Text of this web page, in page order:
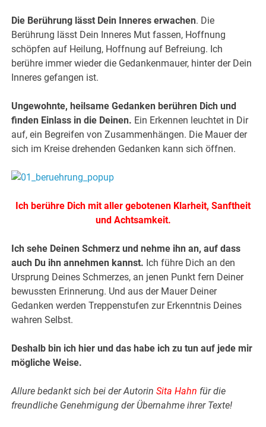
Die Berührung lässt Dein Inneres erwachen. Die
Berührung lässt Dein Inneres Mut fassen, Hoffnung
schöpfen auf Heilung, Hoffnung auf Befreiung. Ich
berühre immer wieder die Gedankenmauer, hinter der Dein
Inneres gefangen ist.
Ungewohnte, heilsame Gedanken berühren Dich und
finden Einlass in die Deinen. Ein Erkennen leuchtet in Dir
auf, ein Begreifen von Zusammenhängen. Die Mauer der
sich im Kreise drehenden Gedanken kann sich öffnen.
Ich berühre Dich mit aller gebotenen Klarheit, Sanftheit
und Achtsamkeit.
Ich sehe Deinen Schmerz und nehme ihn an, auf dass
auch Du ihn annehmen kannst. Ich führe Dich an den
Ursprung Deines Schmerzes, an jenen Punkt fern Deiner
bewussten Erinnerung. Und aus der Mauer Deiner
Gedanken werden Treppenstufen zur Erkenntnis Deines
wahren Selbst.
Deshalb bin ich hier und das habe ich zu tun auf jede mir
mögliche Weise.
Allure bedankt sich bei der AutorinSita Hahn für die
freundliche Genehmigung der Übernahme ihrer Texte!